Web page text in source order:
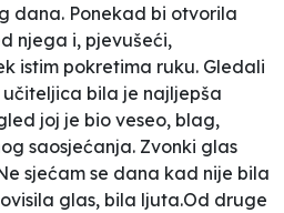
dana. Ponekad bi otvorila
njega i, pjevušeći,
istim pokretima ruku. Gledali
bila je najljepša
joj je bio veseo, blag,
saosjećanja. Zvonki glas
sjećam se dana kad nije bila
glas, bila ljuta.Od druge